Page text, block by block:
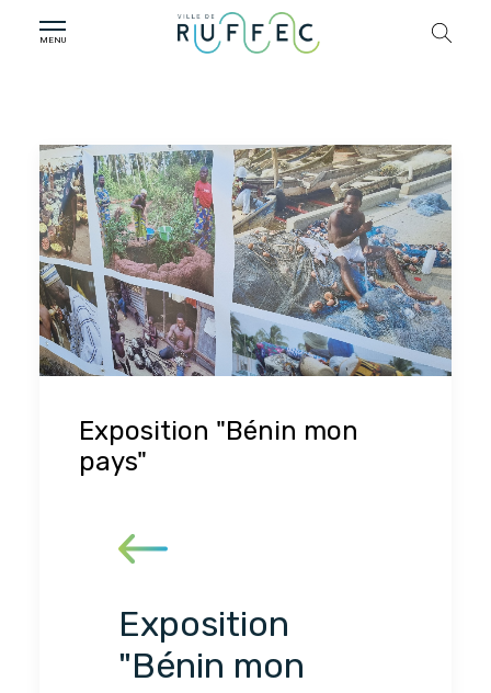
Exposition "Bénin mon
pays"
Exposition
"Bénin mon